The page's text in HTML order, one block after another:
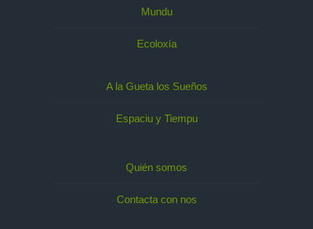
Mundu
Ecoloxía
A la Gueta los Sueños
Espaciu y Tiempu
Quién somos
Contacta con nos